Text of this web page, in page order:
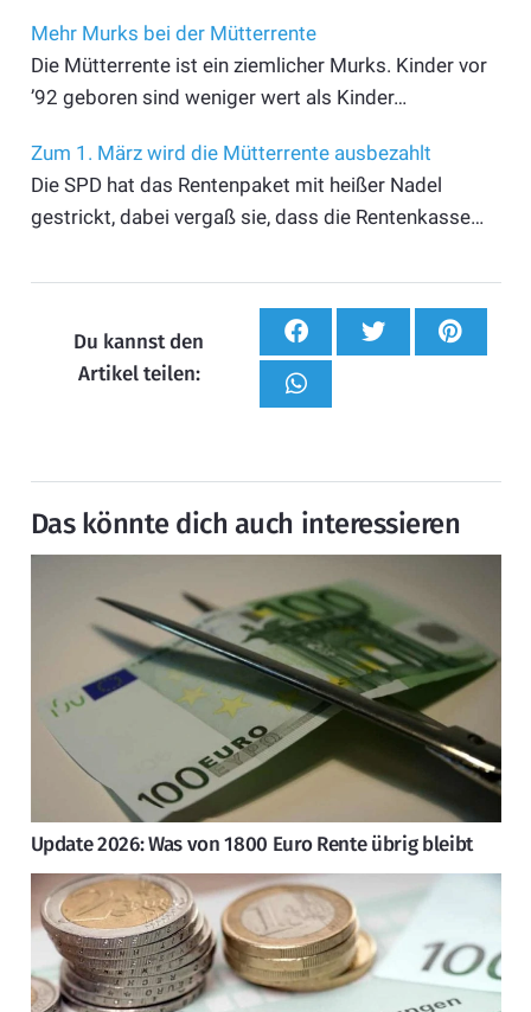
Mehr Murks bei der Mütterrente
Die Mütterrente ist ein ziemlicher Murks. Kinder vor
’92 geboren sind weniger wert als Kinder…
Zum 1. März wird die Mütterrente ausbezahlt
Die SPD hat das Rentenpaket mit heißer Nadel
gestrickt, dabei vergaß sie, dass die Rentenkasse…
Du kannst den
Artikel teilen:
Das könnte dich auch interessieren
Update 2026: Was von 1800 Euro Rente übrig bleibt